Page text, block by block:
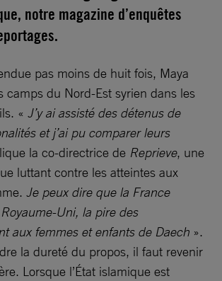
notre magazine d’enquêtes
pas moins de huit fois, Maya
camps du Nord-Est syrien dans les
« J’y ai assisté des détenus de
et j’ai pu comparer leurs
la co-directrice de Reprieve, une
luttant contre les atteintes aux
Je peux dire que la France
Uni, la pire des
aux femmes et enfants de Daech ».
la dureté du propos, il faut revenir
Lorsque l’État islamique est